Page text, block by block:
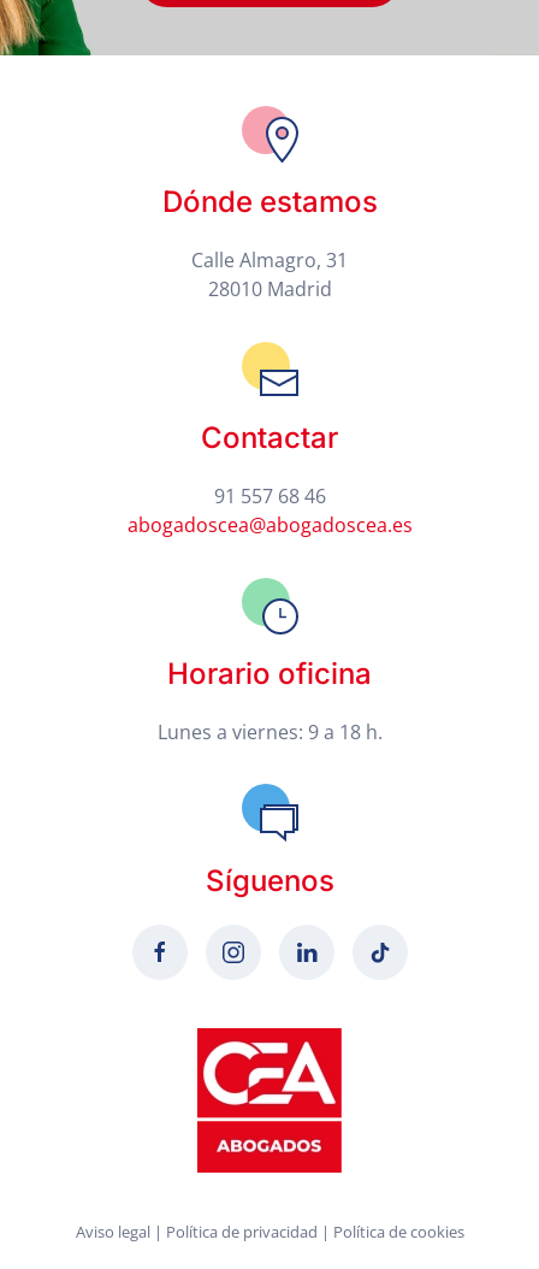
Dónde estamos
Calle Almagro, 31
28010 Madrid
Contactar
91 557 68 46
abogadoscea@abogadoscea.es
Horario oficina
Lunes a viernes: 9 a 18 h.
Síguenos
Aviso legal| Política de privacidad | Política de cookies